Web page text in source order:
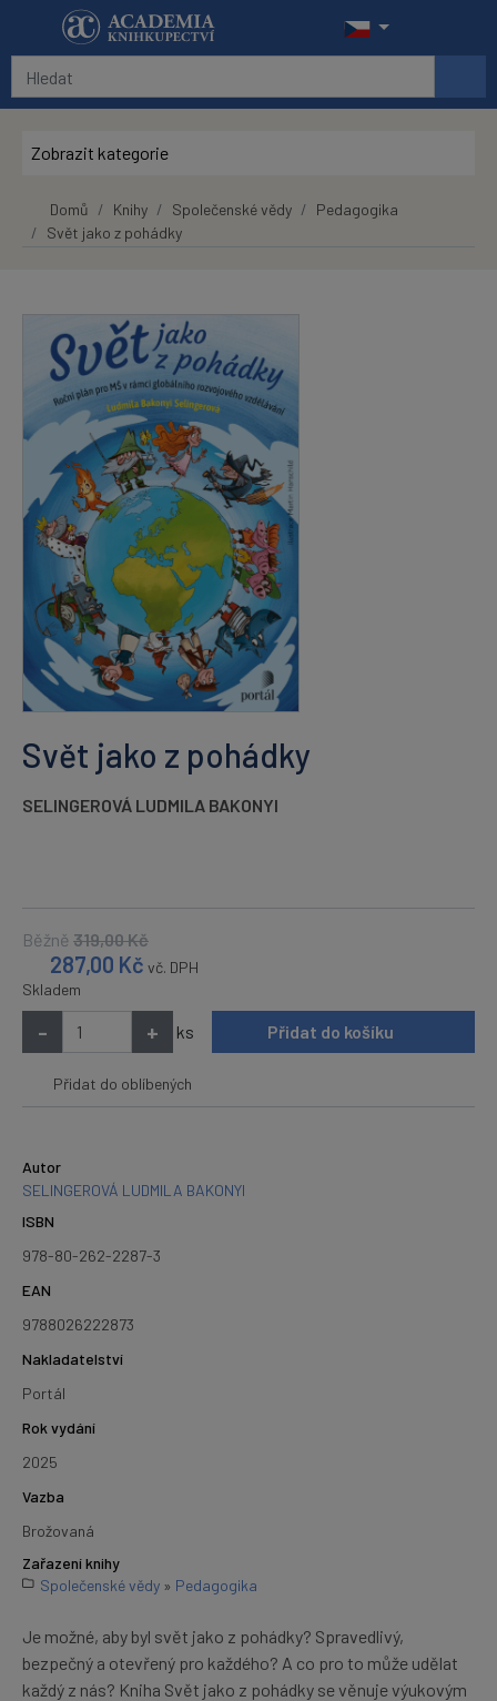
Přeskočit na hlavní obsah
Zobrazit kategorie
Domů Knihy Společenské vědy
Pedagogika
Svět jako z pohádky
Svět jako z pohádky
SELINGEROVÁ LUDMILA BAKONYI
Běžně 319,00Kč
287,00 Kč vč. DPH
Skladem
- + ks Přidat do košíku
Přidat do oblíbených
Autor
SELINGEROVÁ LUDMILA BAKONYI
ISBN
978-80-262-2287-3
EAN
9788026222873
Nakladatelství
Portál
Rok vydání
2025
Vazba
Brožovaná
Zařazení knihy
Společenské vědy » Pedagogika
Je možné, aby byl svět jako z pohádky? Spravedlivý,
bezpečný a otevřený pro každého? A co pro to může udělat
každý z nás? Kniha Svět jako z pohádky se věnuje výukovým